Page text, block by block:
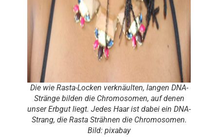
Die wie Rasta-Locken verknäulten, langen DNA-
Stränge bilden die Chromosomen, auf denen
unser Erbgut liegt. Jedes Haar ist dabei ein DNA-
Strang, die Rasta Strähnen die Chromosomen.
Bild: pixabay